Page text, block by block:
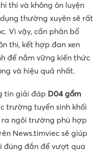
thi và không ôn luyện
thường xuyên sẽ rất
Vì vậy, cần phân bổ
thi, kết hợp đan xen
để nắm vững kiến thức
và hiệu quả nhất.
tin giải đáp D04 gồm
trường tuyển sinh khối
ra ngôi trường phù hợp
News.timviec sẽ giúp
đúng đắn để vượt qua